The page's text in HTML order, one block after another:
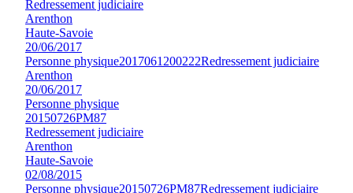
Redressement judiciaire
Arenthon
Haute-Savoie
20/06/2017
Personne physique2017061200222Redressement judiciaire
Arenthon
20/06/2017
Personne physique
20150726PM87
Redressement judiciaire
Arenthon
Haute-Savoie
02/08/2015
Personne physique20150726PM87Redressement judiciaire